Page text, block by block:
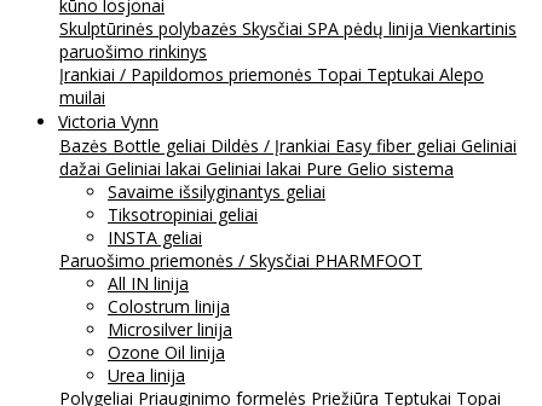
kūno losjonai
Skulptūrinės polybazės Skysčiai SPA pėdų linija Vienkartinis
paruošimo rinkinys
Įrankiai / Papildomos priemonės Topai Teptukai Alepo
muilai
Victoria Vynn
Bazės Bottle geliai Dildės / Įrankiai Easy fiber geliai Geliniai
dažai Geliniai lakai Geliniai lakai Pure Gelio sistema
Savaime išsilyginantys geliai
Tiksotropiniai geliai
INSTA geliai
Paruošimo priemonės / Skysčiai PHARMFOOT
All IN linija
Colostrum linija
Microsilver linija
Ozone Oil linija
Urea linija
Polygeliai Priauginimo formelės Priežiūra Teptukai Topai